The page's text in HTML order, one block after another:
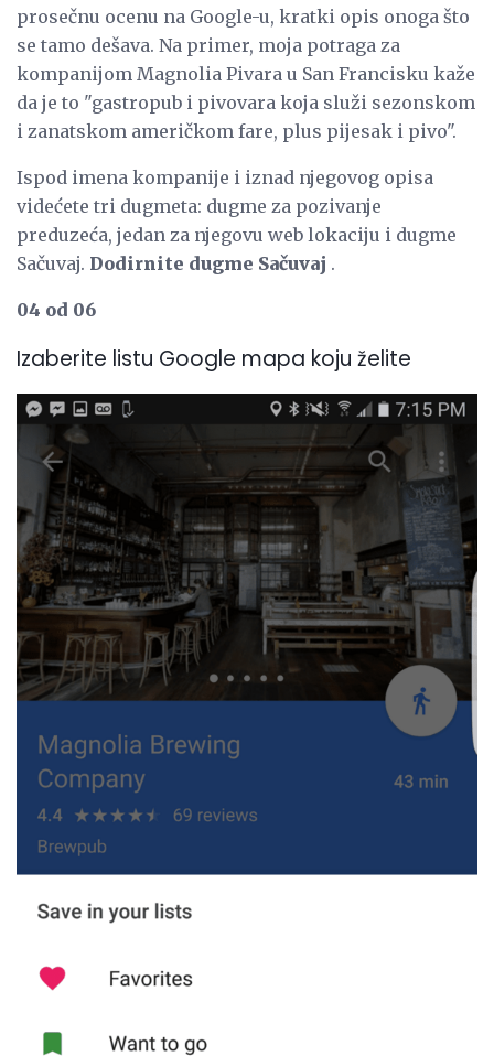
prosečnu ocenu na Google-u, kratki opis onoga što
se tamo dešava. Na primer, moja potraga za
kompanijom Magnolia Pivara u San Francisku kaže
da je to "gastropub i pivovara koja služi sezonskom
i zanatskom američkom fare, plus pijesak i pivo".
Ispod imena kompanije i iznad njegovog opisa
videćete tri dugmeta: dugme za pozivanje
preduzeća, jedan za njegovu web lokaciju i dugme
Sačuvaj. Dodirnite dugme Sačuvaj .
04 od 06
Izaberite listu Google mapa koju želite